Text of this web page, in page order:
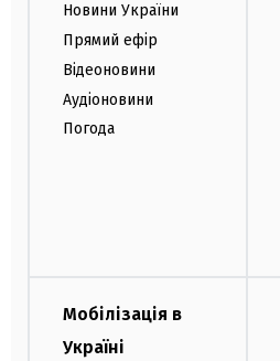
Новини України
Прямий ефір
Відеоновини
Аудіоновини
Погода
Мобілізація в
Україні